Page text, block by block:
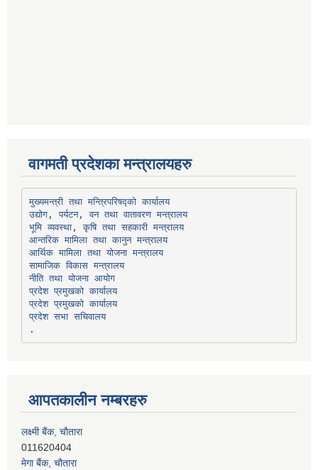
वागमती प्रदेशका मन्त्रालयहरु
मुख्यमन्त्री तथा मन्त्रिपरिषद्को कार्यालय
उद्योग, पर्यटन, वन तथा वातावरण मन्त्रालय
भूमि व्यवस्था, कृषि तथा सहकारी मन्त्रालय
आन्तरिक मामिला तथा कानुन मन्त्रालय
आर्थिक मामिला तथा योजना मन्त्रालय
सामाजिक विकास मन्त्रालय
नीति तथा योजना आयोग
प्रदेश प्रमुखको कार्यालय
प्रदेश प्रमुखको कार्यालय
प्रदेश सभा सचिवालय
आपतकालीन नम्बरहरु
लक्ष्मी बैंक, चाैतारा
011620404
मेगा बैंक, चाैतारा